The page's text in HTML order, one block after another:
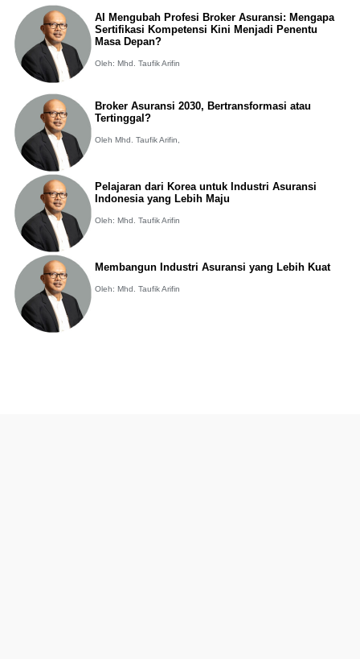
AI Mengubah Profesi Broker Asuransi: Mengapa
Sertifikasi Kompetensi Kini Menjadi Penentu
Masa Depan?
Oleh: Mhd. Taufik Arifin
Broker Asuransi 2030, Bertransformasi atau
Tertinggal?
Oleh Mhd. Taufik Arifin,
Pelajaran dari Korea untuk Industri Asuransi
Indonesia yang Lebih Maju
Oleh: Mhd. Taufik Arifin
Membangun Industri Asuransi yang Lebih Kuat
Oleh: Mhd. Taufik Arifin